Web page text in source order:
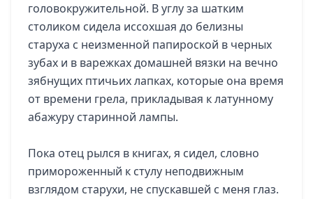
головокружительной. В углу за шатким
столиком сидела иссохшая до белизны
старуха с неизменной папироской в черных
зубах и в варежках домашней вязки на вечно
зябнущих птичьих лапках, которые она время
от времени грела, прикладывая к латунному
абажуру старинной лампы.
Пока отец рылся в книгах, я сидел, словно
примороженный к стулу неподвижным
взглядом старухи, не спускавшей с меня глаз.